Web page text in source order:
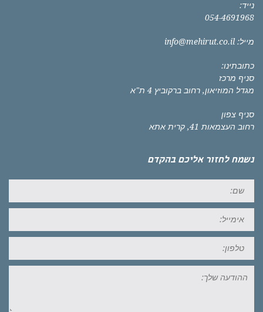
נייד:
054-4691968
מייל: info@mehirut.co.il
כתובתינו:
סניף מרכז
מגדל המוזיאון, רחוב ברקוביץ 4 ת"א
סניף צפון
רחוב העצמאות 41, קרית אתא
נשמח לחזור אליכם בהקדם
שלך: